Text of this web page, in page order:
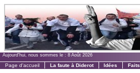
Aujourd'hui, nous sommes le : 8 Août 2026
Page d'accueil La faute à Diderot Idées